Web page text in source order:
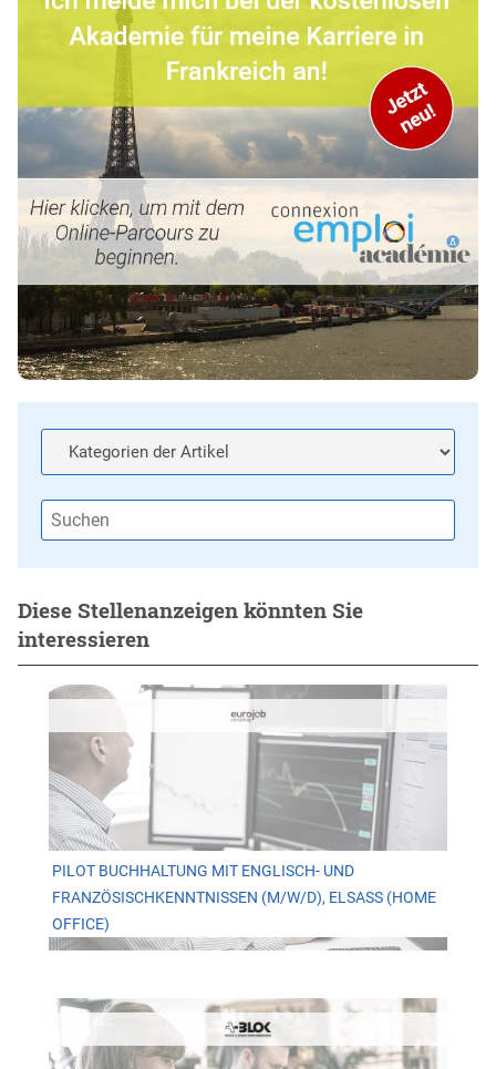
Diese Stellenanzeigen könnten Sie
interessieren
PILOT BUCHHALTUNG MIT ENGLISCH- UND
FRANZÖSISCHKENNTNISSEN (M/W/D), ELSASS (HOME
OFFICE)